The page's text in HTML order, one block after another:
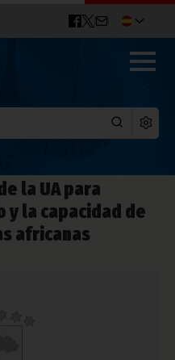
la UA para
la capacidad de
africanas